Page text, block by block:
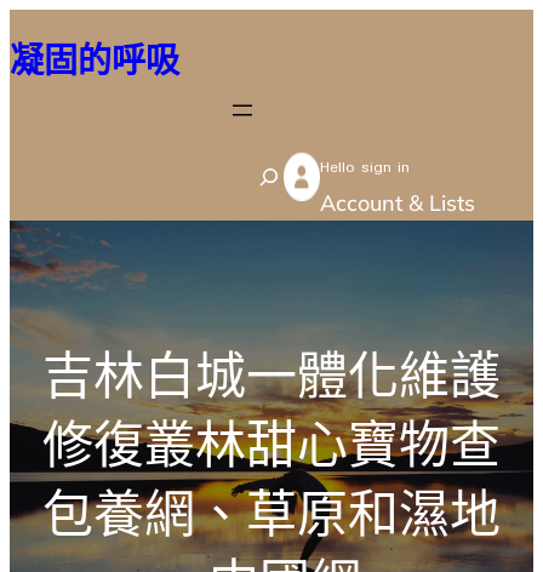
至
容
凝固的呼吸
S
e
h
Hello sign in
Account & Lists
吉林白城一體化維護
修復叢林甜心寶物查
包養網、草原和濕地